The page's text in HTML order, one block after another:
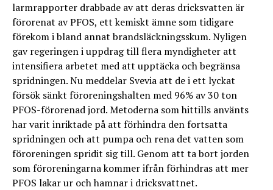
larmrapporter drabbade av att deras dricksvatten är
förorenat av PFOS, ett kemiskt ämne som tidigare
förekom i bland annat brandsläckningsskum. Nyligen
gav regeringen i uppdrag till flera myndigheter att
intensifiera arbetet med att upptäcka och begränsa
spridningen. Nu meddelar Svevia att de i ett lyckat
försök sänkt föroreningshalten med 96% av 30 ton
PFOS-förorenad jord. Metoderna som hittills använts
har varit inriktade på att förhindra den fortsatta
spridningen och att pumpa och rena det vatten som
föroreningen spridit sig till. Genom att ta bort jorden
som föroreningarna kommer ifrån förhindras att mer
PFOS lakar ur och hamnar i dricksvattnet.